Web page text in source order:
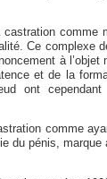
castration comme
Ce complexe
à l’objet
et de la
ont
comme
du pénis,